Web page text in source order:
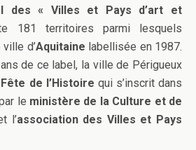
des « Villes et Pays d’art et
181 territoires parmi lesquels
d’Aquitaine labellisée en 1987.
de ce label, la ville de Périgueux
Fête de l’Histoire qui s’inscrit dans
le ministère de la Culture et de
l’association des Villes et Pays